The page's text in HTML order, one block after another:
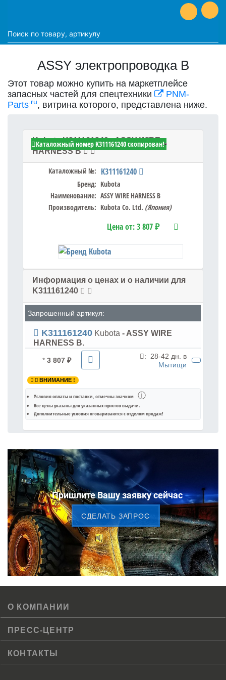
ASSY электропроводка B
Этот товар можно купить на маркетплейсе
запасных частей для спецтехники
PNM-
Parts.ru, витрина которого, представлена ниже.
Kubota K311161240 - ASSY WIRE
HARNESS B
Каталожный №: K311161240
Бренд: Kubota
Наименование: ASSY WIRE HARNESS B
Производитель: Kubota Co. Ltd. (Япония)
Цена от:3 807 ₽
Каталожный номер K311161240 скопирован!
Информация о ценах и о наличии для
K311161240
Запрошенный артикул:
K311161240 Kubota - ASSY WIRE
HARNESS B.
* 3 807 ₽ : 28-42 дн. в
Мытищи
ВНИМАНИЕ !
Условия оплаты и поставки, отмечны значком ⓘ
Все цены указаны дляуказанных пунктов выдачи.
Дополнительные условия оговариваются с отделом продаж!
Пришлите Вашу заявку сейчас
CДЕЛАТЬ ЗАПРОС
О КОМПАНИИ
ПРЕСС-ЦЕНТР
КОНТАКТЫ